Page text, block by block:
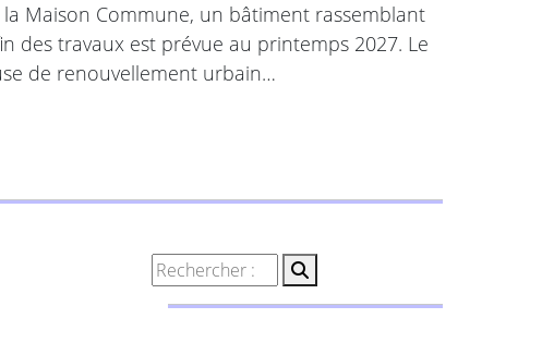
Maison Commune, un bâtiment rassemblant
des travaux est prévue au printemps 2027. Le
de renouvellement urbain…